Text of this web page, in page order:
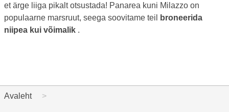
et ärge liiga pikalt otsustada! Panarea kuni Milazzo on
populaarne marsruut, seega soovitame teil
broneerida
niipea kui võimalik .
Avaleht